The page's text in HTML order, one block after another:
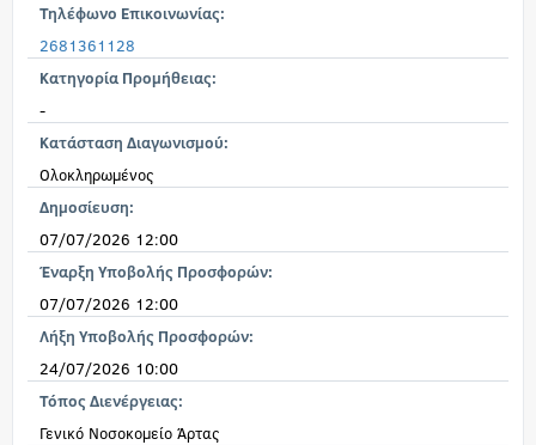
Τηλέφωνο Επικοινωνίας:
2681361128
Κατηγορία Προμήθειας:
-
Κατάσταση Διαγωνισμού:
Ολοκληρωμένος
Δημοσίευση:
07/07/2026 12:00
Έναρξη Υποβολής Προσφορών:
07/07/2026 12:00
Λήξη Υποβολής Προσφορών:
24/07/2026 10:00
Τόπος Διενέργειας:
Γενικό Νοσοκομείο Άρτας